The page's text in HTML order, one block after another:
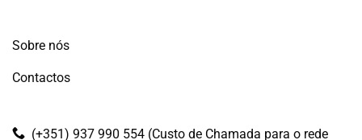
Sobre nós
Contactos
(+351) 937 990 554 (Custo de Chamada para o rede